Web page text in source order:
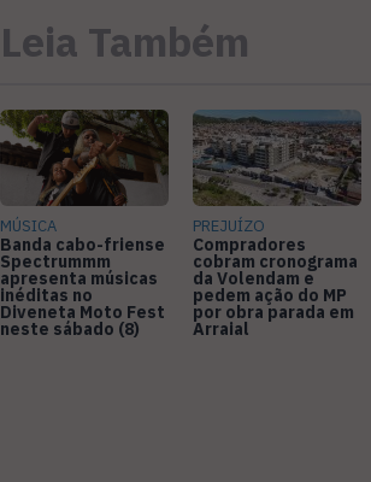
Leia Também
MÚSICA
Banda cabo-friense
Spectrummm
apresenta músicas
inéditas no
Diveneta Moto Fest
neste sábado (8)
PREJUÍZO
Compradores
cobram cronograma
da Volendam e
pedem ação do MP
por obra parada em
Arraial